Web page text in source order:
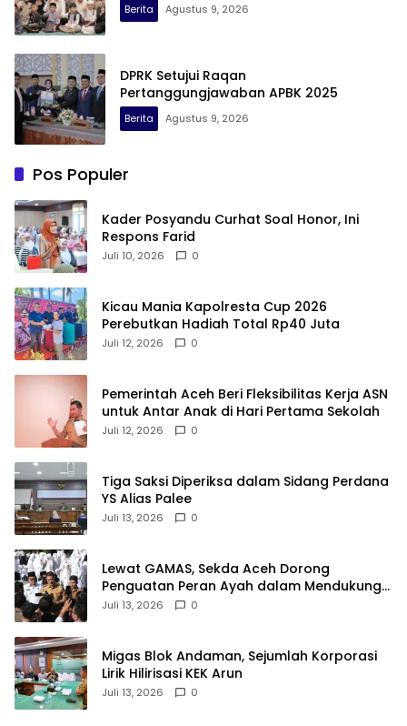
Berita Agustus 9, 2026
DPRK Setujui Raqan
Pertanggungjawaban APBK 2025
Berita Agustus 9, 2026
Pos Populer
Kader Posyandu Curhat Soal Honor, Ini
Respons Farid
Juli 10, 2026 0
Kicau Mania Kapolresta Cup 2026
Perebutkan Hadiah Total Rp40 Juta
Juli 12, 2026 0
Pemerintah Aceh Beri Fleksibilitas Kerja ASN
untuk Antar Anak di Hari Pertama Sekolah
Juli 12, 2026 0
Tiga Saksi Diperiksa dalam Sidang Perdana
YS Alias Palee
Juli 13, 2026 0
Lewat GAMAS, Sekda Aceh Dorong
Penguatan Peran Ayah dalam Mendukung
Pendidikan Anak
Juli 13, 2026 0
Migas Blok Andaman, Sejumlah Korporasi
Lirik Hilirisasi KEK Arun
Juli 13, 2026 0